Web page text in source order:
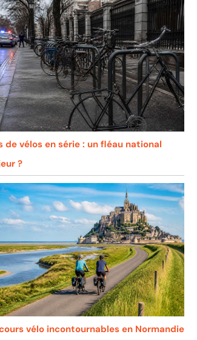
de vélos en série : un fléau national
?
vélo incontournables en Normandie